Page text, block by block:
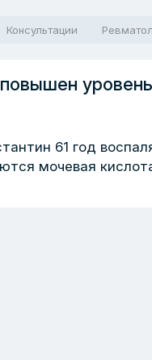
Консультации
61 год
мочевая